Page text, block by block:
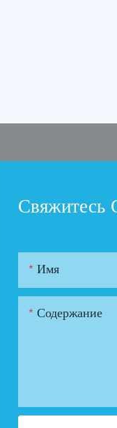
Свяжитесь
Имя
Содержание